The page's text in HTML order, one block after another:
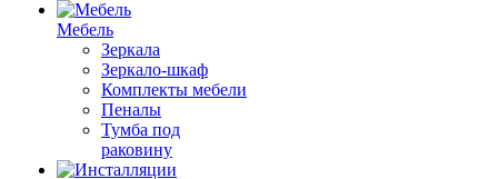
Мебель
Зеркала
Зеркало-шкаф
Комплекты мебели
Пеналы
Тумба под
раковину